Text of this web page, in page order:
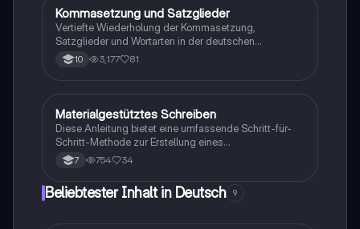
Deutsch
Kommasetzung und Satzglieder
Vertiefte Wiederholung der Kommasetzung,
Satzglieder und Wortarten in der deutschen
Grammatik. Dieser Lernzettel bietet klare Beispiele für
die Verwendung von Kommas in Zusätzen,
deren Funktionen im Satz. Ideal zur Vorbereitung auf
Klassenarbeiten.
10 3,177 81
Deutsch
Materialgestütztes Schreiben
Diese Anleitung bietet eine umfassende Schritt-für-
Schritt-Methode zur Erstellung eines
materialgestützten informierenden Textes. Sie
umfasst die Analyse der Aufgabenstellung, die
Informationen, die Erstellung eines Schreibplans und
7 754 34
Beliebtester Inhalt in Deutsch 9